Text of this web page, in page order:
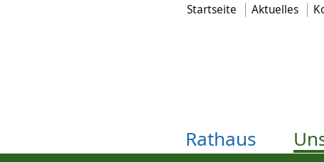
Startseite Aktuelles
Rathaus